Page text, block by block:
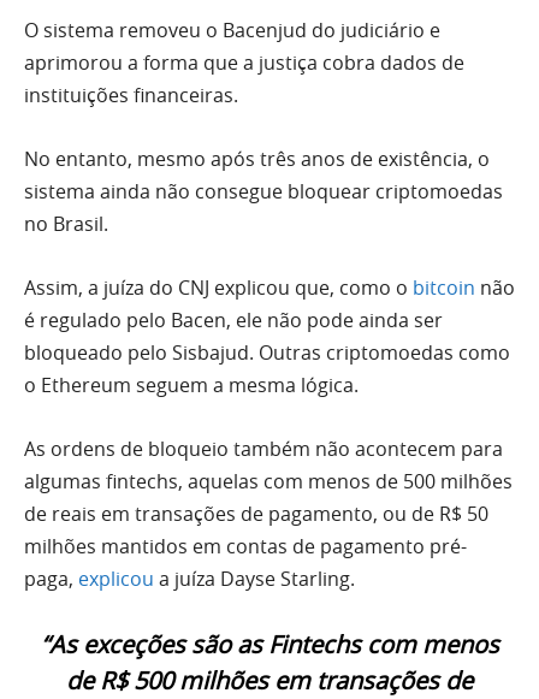
O sistema removeu o Bacenjud do judiciário e
aprimorou a forma que a justiça cobra dados de
instituições financeiras.
No entanto, mesmo após três anos de existência, o
sistema ainda não consegue bloquear criptomoedas
no Brasil.
Assim, a juíza do CNJ explicou que, como o bitcoin não
é regulado pelo Bacen, ele não pode ainda ser
bloqueado pelo Sisbajud. Outras criptomoedas como
o Ethereum seguem a mesma lógica.
As ordens de bloqueio também não acontecem para
algumas fintechs, aquelas com menos de 500 milhões
de reais em transações de pagamento, ou de R$ 50
milhões mantidos em contas de pagamento pré-
paga, explicou a juíza Dayse Starling.
“As exceções são as Fintechs com menos
de R$ 500 milhões em transações de